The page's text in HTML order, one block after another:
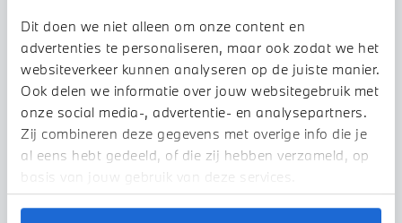
Dit doen we niet alleen om onze content en
advertenties te personaliseren, maar ook zodat we het
websiteverkeer kunnen analyseren op de juiste manier.
Ook delen we informatie over jouw websitegebruik met
onze social media-, advertentie- en analysepartners.
Zij combineren deze gegevens met overige info die je
al eens hebt gedeeld, of die zij hebben verzameld, op
basis van jouw gebruik van deze services.